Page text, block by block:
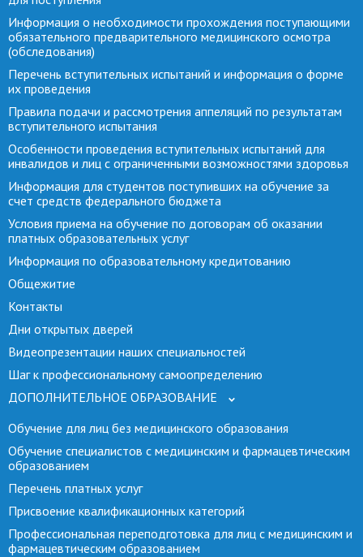
Информация о необходимости прохождения поступающими
обязательного предварительного медицинского осмотра
(обследования)
Перечень вступительных испытаний и информация о форме
их проведения
Правила подачи и рассмотрения аппеляций по результатам
вступительного испытания
Особенности проведения вступительных испытаний для
инвалидов и лиц с ограниченными возможностями здоровья
Информация для студентов поступивших на обучение за
счет средств федерального бюджета
Условия приема на обучение по договорам об оказании
платных образовательных услуг
Информация по образовательному кредитованию
Общежитие
Контакты
Дни открытых дверей
Видеопрезентации наших специальностей
Шаг к профессиональному самоопределению
ДОПОЛНИТЕЛЬНОЕ ОБРАЗОВАНИЕ
Обучение для лиц без медицинского образования
Обучение специалистов с медицинским и фармацевтическим
образованием
Перечень платных услуг
Присвоение квалификационных категорий
Профессиональная переподготовка для лиц с медицинским и
фармацевтическим образованием